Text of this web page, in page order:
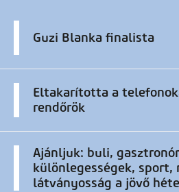
Guzi Blanka finalista
Eltakarította a
rendőrök
Ajánljuk: buli,
különlegességek, sport,
látványosság a jövő